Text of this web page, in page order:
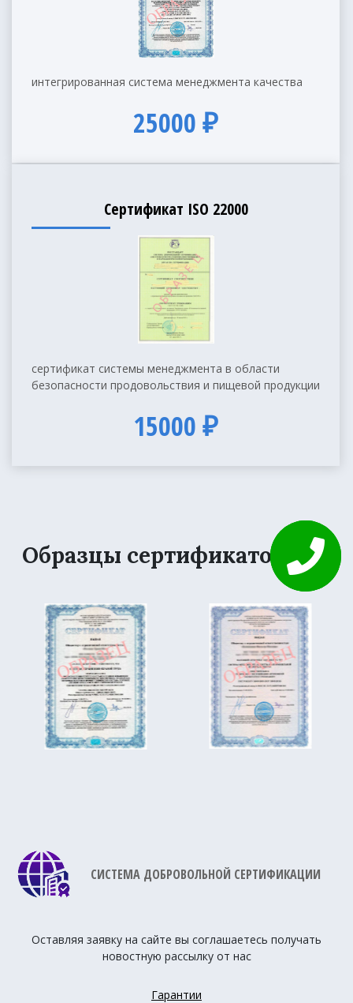
интегрированная система менеджмента качества
25000 ₽
Сертификат ISO 22000
сертификат системы менеджмента в области
безопасности продовольствия и пищевой продукции
15000 ₽
Образцы сертификатов
СИСТЕМА ДОБРОВОЛЬНОЙ СЕРТИФИКАЦИИ
Оставляя заявку на сайте вы соглашаетесь получать
новостную рассылку от нас
Гарантии